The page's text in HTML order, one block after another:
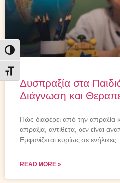
Εναλλαγή Υψηλής Αντίθεσης
Εναλλαγή Μεγέθους Γραμμάτων
Δυσπραξία στα
Διάγνωση και
Πώς διαφέρει από την απραξία
απραξία, αντίθετα, δεν είναι
Εμφανίζεται κυρίως σε ενήλικες
READ MORE »